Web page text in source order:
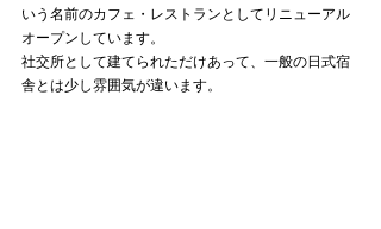
いう名前のカフェ・レストランとしてリニューアル
オープンしています。
社交所として建てられただけあって、一般の日式宿
舎とは少し雰囲気が違います。